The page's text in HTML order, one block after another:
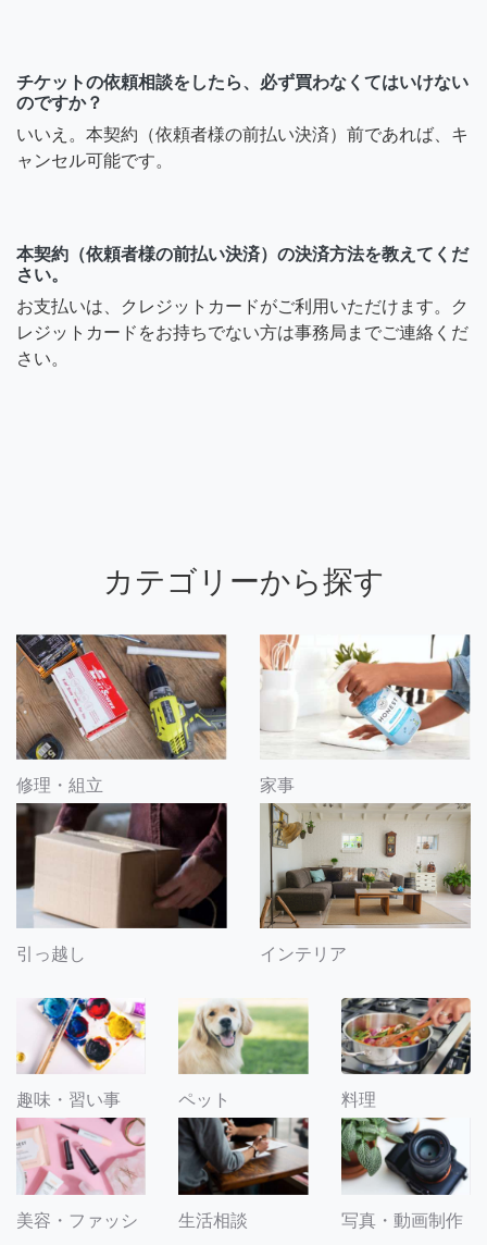
チケットの依頼相談をしたら、必ず買わなくてはいけない
のですか？
いいえ。本契約（依頼者様の前払い決済）前であれば、キ
ャンセル可能です。
本契約（依頼者様の前払い決済）の決済方法を教えてくだ
さい。
お支払いは、クレジットカードがご利用いただけます。ク
レジットカードをお持ちでない方は事務局までご連絡くだ
さい。
カテゴリーから探す
修理・組立 家事
引っ越し インテリア
趣味・習い事 ペット 料理
美容・ファッシ
生活相談 写真・動画制作